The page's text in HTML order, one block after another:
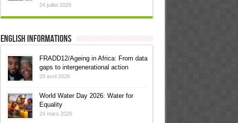
24 juillet 2026
English informations
FRADD12/Ageing in Africa: From data
gaps to intergenerational action
29 avril 2026
World Water Day 2026: Water for
Equality
24 mars 2026